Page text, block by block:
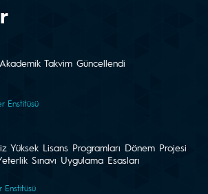
Takvim Güncellendi
Enstitüsü
Yüksek Lisans Programları Dönem Projesi
Sınavı Uygulama Esasları
Enstitüsü